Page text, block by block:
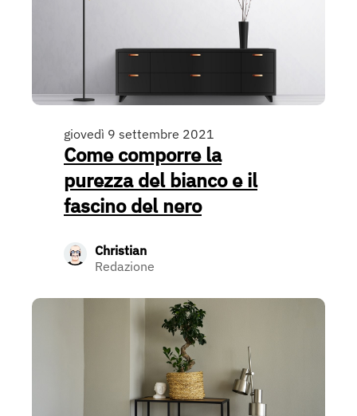
giovedì 9 settembre 2021
Come comporre la
purezza del bianco e il
fascino del nero
Christian
Redazione